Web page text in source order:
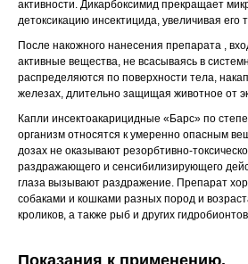
активности. Дикарбоксимид прекращает
детоксикацию инсектицида, увеличивая его
После накожного нанесения препарата ,
активные вещества, не всасываясь в
распределяются по поверхности тела,
железах, длительно защищая животное от
Капли инсектоакарицидные «Барс» по
организм относятся к умеренно опасным
дозах не оказывают резорбтивно-
раздражающего и сенсибилизирующего
глаза вызывают раздражение. Препарат
собаками и кошками разных пород и
кроликов, а также рыб и других
Показания к применению.